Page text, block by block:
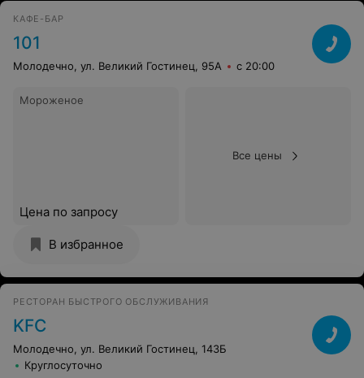
КАФЕ-БАР
101
Молодечно, ул. Великий Гостинец, 95А с 20:00
Мороженое
Цена по запросу
Все цены
В избранное
РЕСТОРАН БЫСТРОГО ОБСЛУЖИВАНИЯ
KFC
Молодечно, ул. Великий Гостинец, 143Б
Круглосуточно